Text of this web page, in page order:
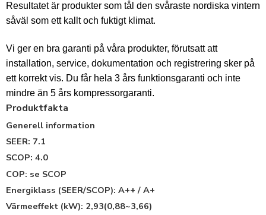
Resultatet är produkter som tål den svåraste nordiska vintern
såväl som ett kallt och fuktigt klimat.
Vi ger en bra garanti på våra produkter, förutsatt att
installation, service, dokumentation och registrering sker på
ett korrekt vis. Du får hela 3 års funktionsgaranti och inte
mindre än 5 års kompressorgaranti.
Produktfakta
Generell information
SEER: 7.1
SCOP: 4.0
COP: se SCOP
Energiklass (SEER/SCOP): A++ / A+
Värmeeffekt (kW): 2,93(0,88~3,66)